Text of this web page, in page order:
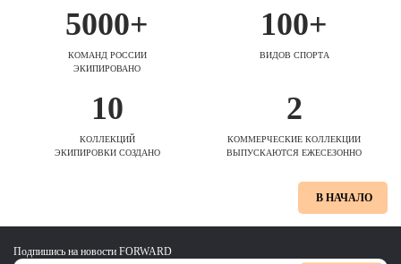
5000+
КОМАНД РОССИИ
ЭКИПИРОВАНО
100+
ВИДОВ СПОРТА
10
КОЛЛЕКЦИЙ
ЭКИПИРОВКИ СОЗДАНО
2
КОММЕРЧЕСКИЕ КОЛЛЕКЦИИ
ВЫПУСКАЮТСЯ ЕЖЕСЕЗОННО
В НАЧАЛО
Подпишись на новости FORWARD